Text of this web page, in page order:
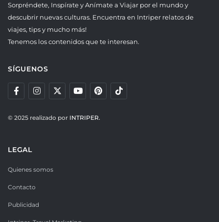
Sorpréndete, Inspírate y Anímate a Viajar por el mundo y
descubrir nuevas culturas. Encuentra en Intriper relatos de
viajes, tips y mucho más!
Tenemos los contenidos que te interesan.
SÍGUENOS
© 2025 realizado por INTRIPER.
LEGAL
Quienes somos
Contacto
Publicidad